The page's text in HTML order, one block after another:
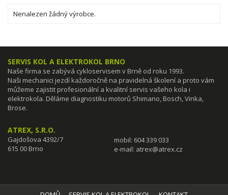
Nenalezen žádný výrobce.
SERVIS KOL A ELEKTROKOL BRNO
Naše firma se zabývá cykloservisem v Brně od roku 1993.
Naši mechanici jezdí každoročně na pravidelná školení a proto vám
můžeme zajistit profesionální a kvalitní servis vašeho kola i
elektrokola. Děláme diagnostiku motorů Shimano, Bosch, Vinka,
Brose.
ATREX, S.R.O.
Gajdošova 4392/7
615 00 Brno
mobil: 604 339 033
e-mail: atrex@atrex.cz